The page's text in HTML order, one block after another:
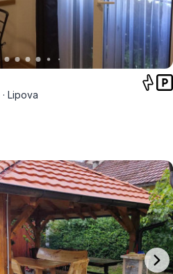
· Lipova